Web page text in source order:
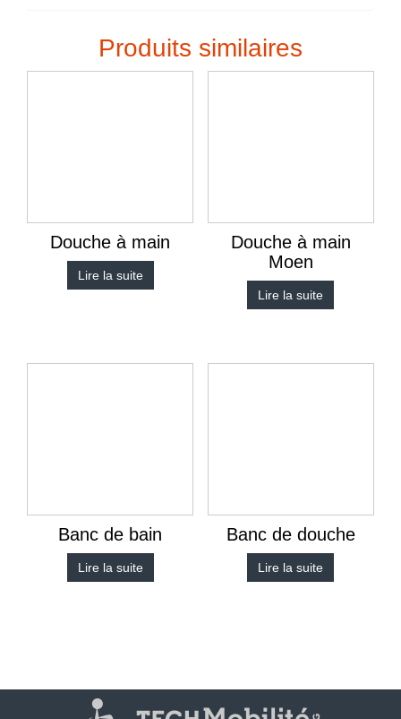
Produits similaires
Douche à main
Lire la suite
Douche à main
Moen
Lire la suite
Banc de bain
Lire la suite
Banc de douche
Lire la suite